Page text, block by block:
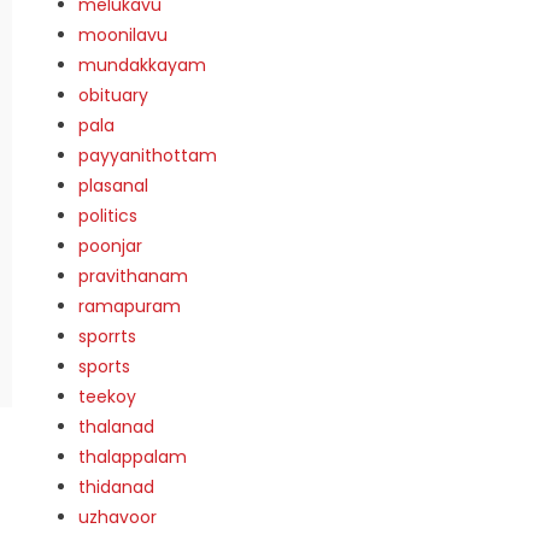
melukavu
moonilavu
mundakkayam
obituary
pala
payyanithottam
plasanal
politics
poonjar
pravithanam
ramapuram
sporrts
sports
teekoy
thalanad
thalappalam
thidanad
uzhavoor